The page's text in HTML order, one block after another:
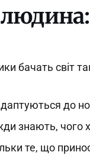
бачать світ
до
знають, чого
те, що